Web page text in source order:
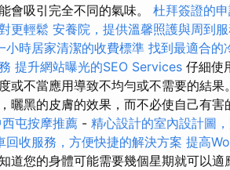
會吸引完全不同的氣味。 杜拜簽證的
更輕鬆 安養院，提供溫馨照護與周到
小時居家清潔的收費標準 找到最適合的
提升網站曝光的SEO Services 仔細使
或不當應用導致不均勻或不需要的結果
曬黑的皮膚的效果，而不必使自己有
屯按摩推薦 - 精心設計的室內設計圖
回收服務，方便快捷的解決方案 提高
道您的身體可能需要幾個星期就可以